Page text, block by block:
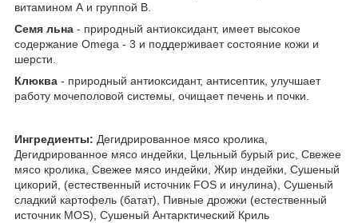
витамином А и группой В.
Семя льна - природный антиоксидант, имеет высокое
содержание Omega - 3 и поддерживает состояние кожи и
шерсти.
Клюква - природный антиоксидант, антисептик, улучшает
работу мочеполовой системы, очищает печень и почки.
Ингредиенты: Дегидрированное мясо кролика,
Дегидрированное мясо индейки, Цельный бурый рис, Свежее
мясо кролика, Свежее мясо индейки, Жир индейки, Сушеный
цикорий, (естественный источник FOS и инулина), Сушеный
сладкий картофель (батат), Пивные дрожжи (естественный
источник MOS), Сушеный Антарктический Криль